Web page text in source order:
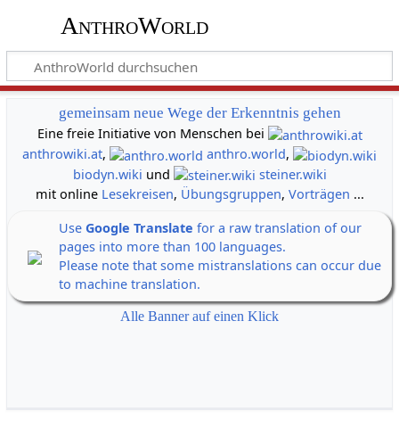
AnthroWorld
gemeinsam neue Wege der Erkenntnis gehen
Eine freie Initiative von Menschen bei
anthrowiki.at, anthro.world,
biodyn.wiki und
steiner.wiki
mit online Lesekreisen, Übungsgruppen, Vorträgen ...
Use Google Translate for a raw translation of our
pages into more than 100 languages.
Please note that some mistranslations can occur due
to machine translation.
Alle Banner auf einen Klick